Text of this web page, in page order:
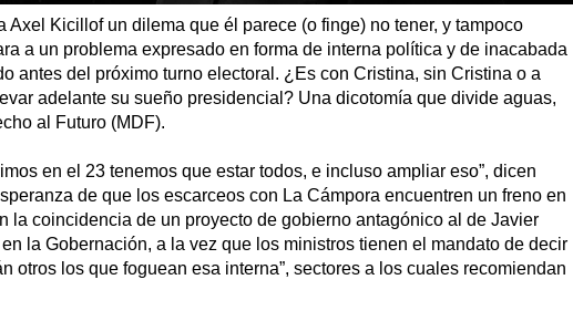
Axel Kicillof un dilema que él parece (o finge) no tener, y tampoco
a un problema expresado en forma de interna política y de inacabada
antes del próximo turno electoral. ¿Es con Cristina, sin Cristina o a
adelante su sueño presidencial? Una dicotomía que divide aguas,
al Futuro (MDF).
en el 23 tenemos que estar todos, e incluso ampliar eso”, dicen
de que los escarceos con La Cámpora encuentren un freno en
la coincidencia de un proyecto de gobierno antagónico al de Javier
la Gobernación, a la vez que los ministros tienen el mandato de decir
otros los que foguean esa interna”, sectores a los cuales recomiendan